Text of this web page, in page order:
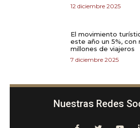
12 diciembre 2025
El movimiento
este año un 5%, con
millones de viajeros
7 diciembre 2025
Nuestras Redes